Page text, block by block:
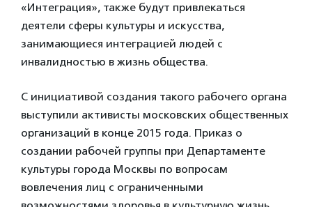
«Интеграция», также будут привлекаться
деятели сферы культуры и искусства,
занимающиеся интеграцией людей с
инвалидностью в жизнь общества.
С инициативой создания такого рабочего органа
выступили активисты московских общественных
организаций в конце 2015 года. Приказ о
создании рабочей группы при Департаменте
культуры города Москвы по вопросам
вовлечения лиц с ограниченными